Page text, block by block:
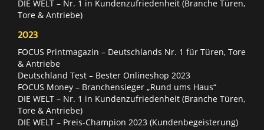
DIE WELT – Nr. 1 in Kundenzufriedenheit (Branche Türen,
Tore & Antriebe)
2023
FOCUS Printmagazin – Deutschlands Nr. 1 für Türen, Tore
& Antriebe
Deutschland Test – Bester Onlineshop 2023
FOCUS Money – Branchensieger „Rund ums Haus“
DIE WELT – Nr. 1 in Kundenzufriedenheit (Branche Türen,
Tore & Antriebe)
DIE WELT – Preis-Champion 2023 (Kundenbegeisterung)